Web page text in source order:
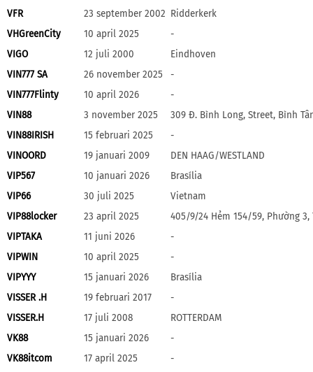
VFR
23 september 2002 Ridderkerk
VHGreenCity
10 april 2025
-
VIGO
12 juli 2000
Eindhoven
VIN777 SA
26 november 2025
-
VIN777Flinty
10 april 2026
-
VIN88
3 november 2025
309 Đ. Bình Long, Street, Bình
VIN88IRISH
15 februari 2025
-
VINOORD
19 januari 2009
DEN HAAG/WESTLAND
VIP567
10 januari 2026
Brasília
VIP66
30 juli 2025
Vietnam
VIP88locker
23 april 2025
405/9/24 Hẻm 154/59, Phường
VIPTAKA
11 juni 2026
-
VIPWIN
10 april 2025
-
VIPYYY
15 januari 2026
Brasília
VISSER .H
19 februari 2017
-
VISSER.H
17 juli 2008
ROTTERDAM
VK88
15 januari 2026
-
VK88itcom
17 april 2025
-